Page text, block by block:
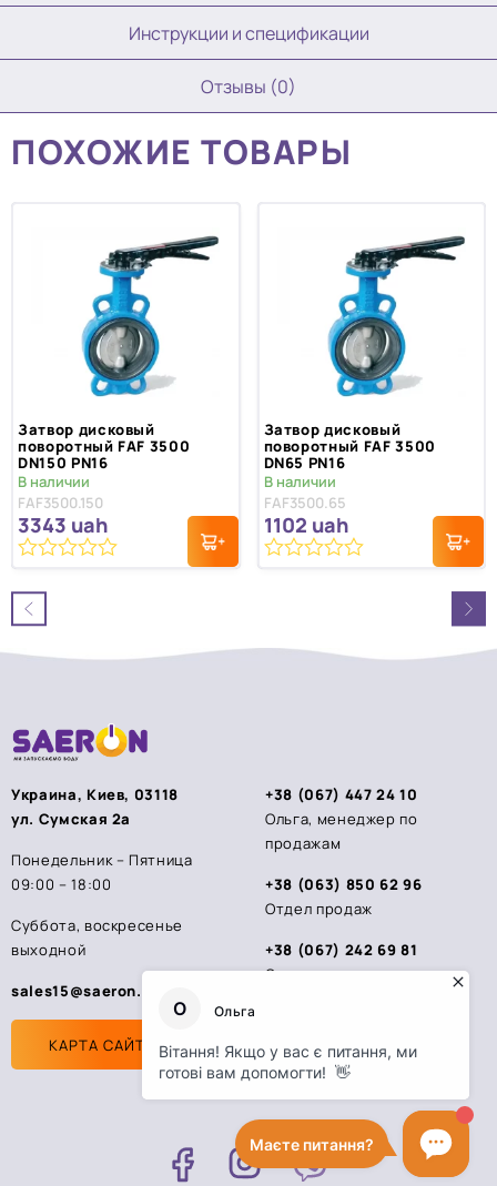
Инструкции и спецификации
Отзывы (0)
ПОХОЖИЕ ТОВАРЫ
Затвор дисковый
поворотный FAF 3500
DN150 PN16
В наличии
FAF3500.150
3343 uah
из
5
Затвор дисковый
поворотный FAF 3500
DN65 PN16
В наличии
FAF3500.65
1102 uah
Украина, Киев, 03118
ул. Сумская 2а
Понедельник – Пятница
09:00 – 18:00
Суббота, воскресенье
выходной
sales15@saeron.ua
КАРТА САЙТА
+38 (067) 447 24 10
Ольга, менеджер по
продажам
+38 (063) 850 62 96
Отдел продаж
+38 (067) 242 69 81
Стас, менеджер по